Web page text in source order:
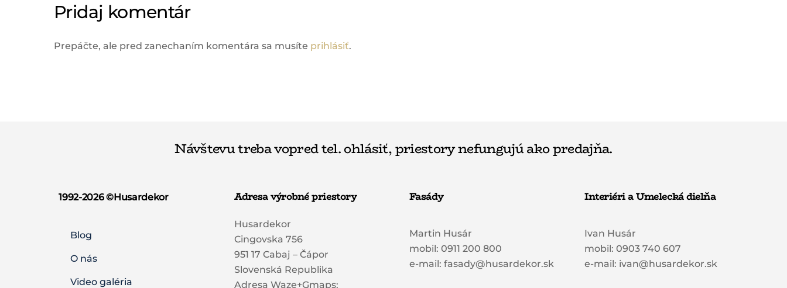
Pridaj komentár
Prepáčte, ale pred zanechaním komentára sa musíte prihlásiť.
Návštevu treba vopred tel. ohlásiť, priestory nefungujú ako predajňa.
1992-2026 ©️Husardekor
Blog
O nás
Video galéria
Adresa výrobné priestory
Husardekor
Cingovska 756
951 17 Cabaj – Čápor
Slovenská Republika
Adresa Waze+Gmaps:
Fasády
Martin Husár
mobil: 0911 200 800
e-mail: fasady@husardekor.sk
Interiéri a Umelecká dielňa
Ivan Husár
mobil: 0903 740 607
e-mail: ivan@husardekor.sk